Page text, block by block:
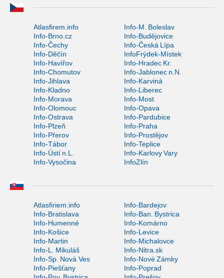
Atlasfirem.info
Info-M. Boleslav
Info-Brno.cz
Info-Budějovice
Info-Čechy
Info-Česká Lípa
Info-Děčín
InfoFrýdek-Místek
Info-Havířov
Info-Hradec Kr.
Info-Chomutov
Info-Jablonec n.N.
Info-Jihlava
Info-Karviná
Info-Kladno
Info-Liberec
Info-Morava
Info-Most
Info-Olomouc
Info-Opava
Info-Ostrava
Info-Pardubice
Info-Plzeň
Info-Praha
Info-Přerov
Info-Prostějov
Info-Tábor
Info-Teplice
Info-Ústí n.L.
Info-Karlovy Vary
Info-Vysočina
InfoZlín
Atlasfiriem.info
Info-Bardejov
Info-Bratislava
Info-Ban. Bystrica
Info-Humenné
Info-Komárno
Info-Košice
Info-Levice
Info-Martin
Info-Michalovce
Info-L. Mikuláš
Info-Nitra.sk
Info-Sp. Nová Ves
Info-Nové Zámky
Info-Piešťany
Info-Poprad